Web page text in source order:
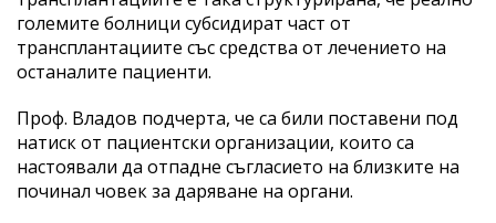
големите болници субсидират част от
трансплантациите със средства от лечението на
останалите пациенти.
Проф. Владов подчерта, че са били поставени под
натиск от пациентски организации, които са
настоявали да отпадне съгласието на близките на
починал човек за даряване на органи.